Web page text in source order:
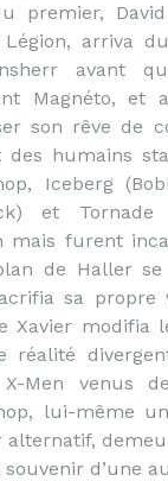
premier,
Légion, arriva
avant
Magnéto, et
son rêve de
humains
Iceberg
et
mais furent
de Haller
sa propre
Xavier modifia
réalité
Men venus
lui-même
d’une